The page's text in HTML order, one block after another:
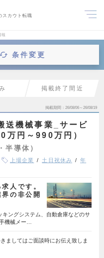
スカウト転職
報
条件変更
掲載終了間近
掲載期間 26/08/06～26/08/19
送機械事業_サービ
万円～990万円）
半導体）
上場企業 土日祝休み
年
人です。
の非公開
ングシステム、自動倉庫などのサ
機械メー…
ましてはご面談時にお伝え致しま